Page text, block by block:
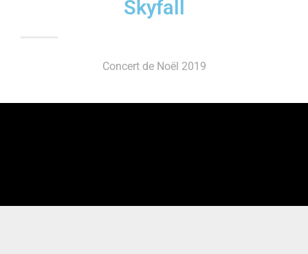
Skyfall
Concert de Noël 2019